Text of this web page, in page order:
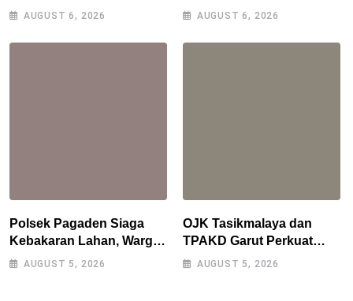
Modus Penipuan Titip
Korban Tembus Rp500
AUGUST 6, 2026
Industri Lokal, Wabup
Zeintin
AUGUST 6, 2026
Polsek Pagaden Siaga
Kebakaran Lahan, Warga
Diimbau Tak Bakar
AUGUST 5, 2026
OJK Tasikmalaya dan
TPAKD Garut Perkuat
UMKM melalui Program
AUGUST 5, 2026